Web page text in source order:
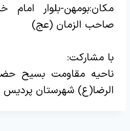
مکان:بومهن-بلوار
صاحب الزمان (عج)
با مشارکت:
ناحیه مقاومت بسیح
الرضا(ع) شهرستان پردیس